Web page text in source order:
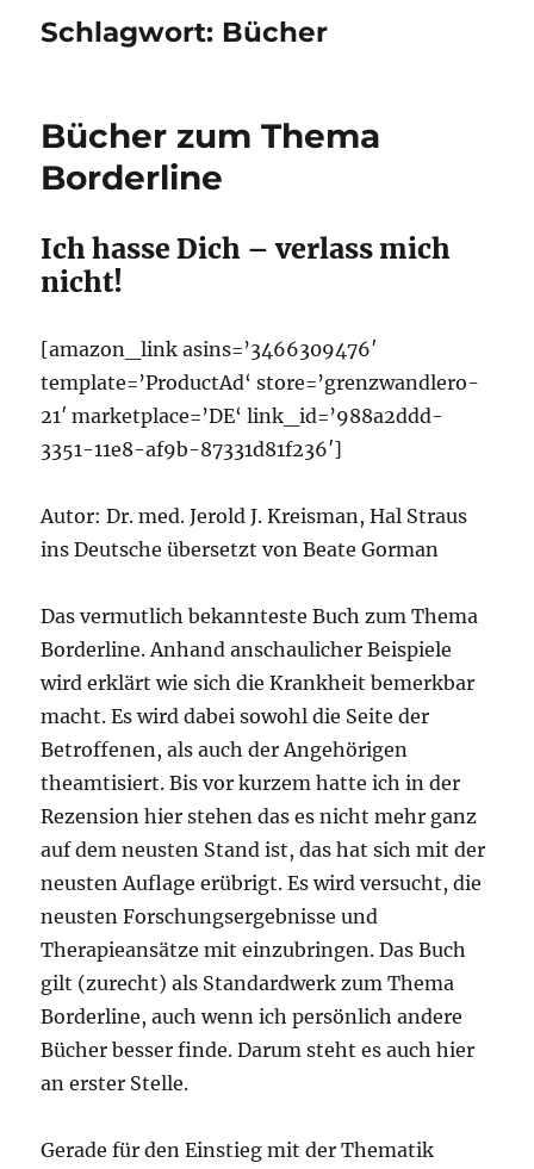
Schlagwort: Bücher
Bücher zum Thema
Borderline
Ich hasse Dich – verlass mich
nicht!
[amazon_link asins=’3466309476′
template=’ProductAd‘ store=’grenzwandlero-
21′ marketplace=’DE‘ link_id=’988a2ddd-
3351-11e8-af9b-87331d81f236′]
Autor: Dr. med. Jerold J. Kreisman, Hal Straus
ins Deutsche übersetzt von Beate Gorman
Das vermutlich bekannteste Buch zum Thema
Borderline. Anhand anschaulicher Beispiele
wird erklärt wie sich die Krankheit bemerkbar
macht. Es wird dabei sowohl die Seite der
Betroffenen, als auch der Angehörigen
theamtisiert. Bis vor kurzem hatte ich in der
Rezension hier stehen das es nicht mehr ganz
auf dem neusten Stand ist, das hat sich mit der
neusten Auflage erübrigt. Es wird versucht, die
neusten Forschungsergebnisse und
Therapieansätze mit einzubringen. Das Buch
gilt (zurecht) als Standardwerk zum Thema
Borderline, auch wenn ich persönlich andere
Bücher besser finde. Darum steht es auch hier
an erster Stelle.
Gerade für den Einstieg mit der Thematik